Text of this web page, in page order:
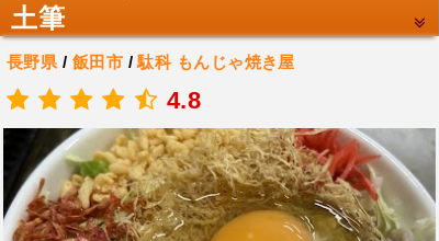
土筆
長野県 / 飯田市 /駄科 もんじゃ焼き屋
4.8